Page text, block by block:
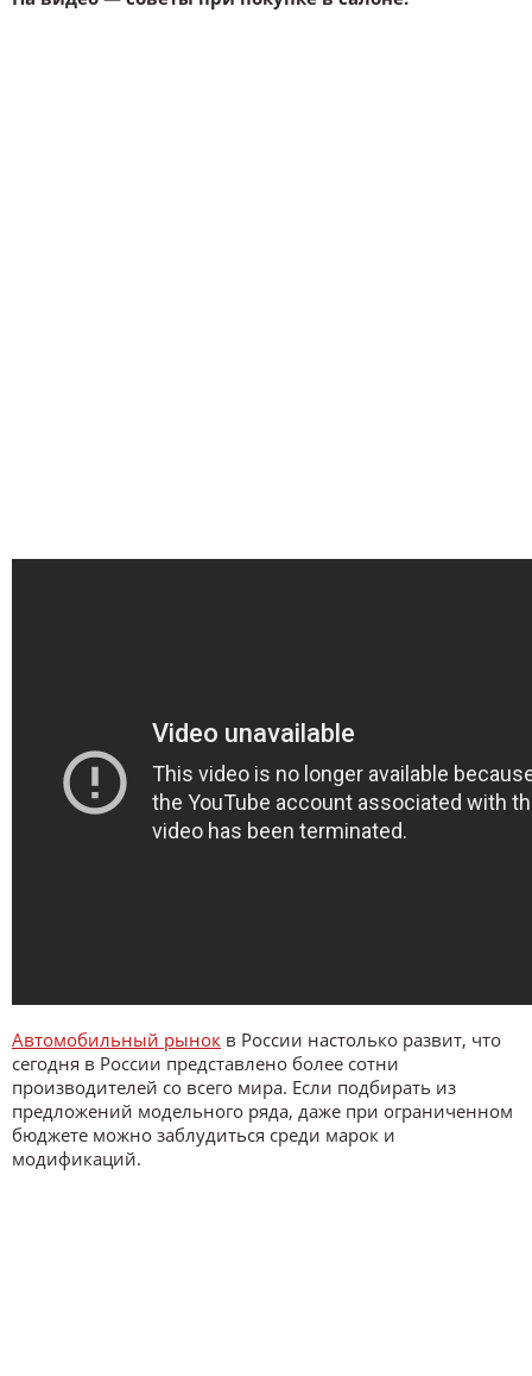
Автомобильный рынок в России настолько развит, что
сегодня в России представлено более сотни
производителей со всего мира. Если подбирать из
предложений модельного ряда, даже при ограниченном
бюджете можно заблудиться среди марок и
модификаций.